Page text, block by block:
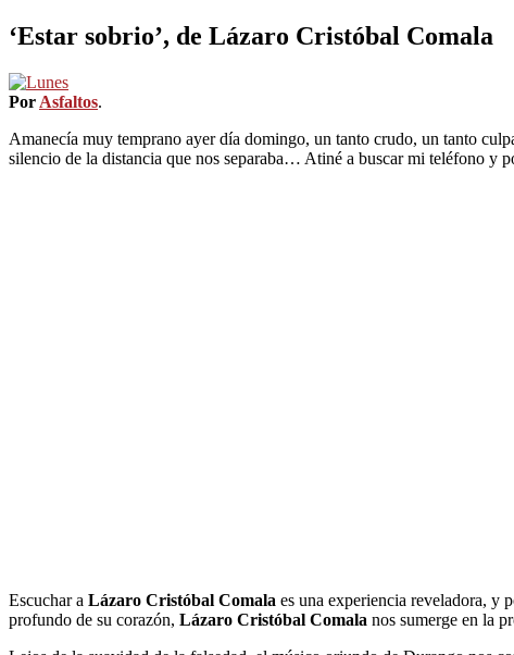
‘Estar sobrio’, de Lázaro Cristóbal Comala
Por Asfaltos.
Amanecía muy temprano ayer día domingo, un tanto crudo, un tanto
silencio de la distancia que nos separaba… Atiné a buscar mi teléfono y
Escuchar a Lázaro Cristóbal Comala es una experiencia reveladora, y
profundo de su corazón, Lázaro Cristóbal Comala nos sumerge en la